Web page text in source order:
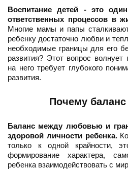
Воспитание детей - это
ответственных процессов в
Многие мамы и папы
ребенку достаточно любви и
необходимые границы для его
развития? Этот вопрос
на него требует глубокого
развития.
Почему баланс
Баланс между любовью и
здоровой личности ребенка.
только к одной крайности,
формирование характера,
ребенка взаимодействовать с